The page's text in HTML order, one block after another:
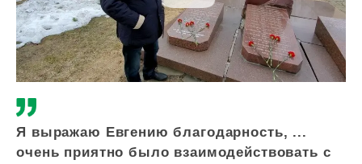
Я выражаю Евгению благодарность, ...
очень приятно было взаимодействовать с